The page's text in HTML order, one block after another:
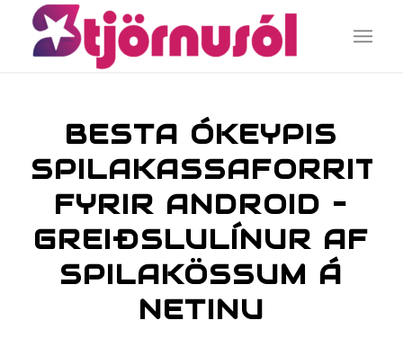
BESTA ÓKEYPIS
FYRIR ANDROID –
GREIÐSLULÍNUR AF
SPILAKÖSSUM Á
NETINU